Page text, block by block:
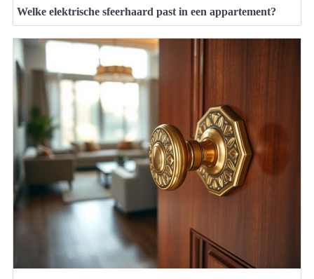
Welke elektrische sfeerhaard past in een appartement?